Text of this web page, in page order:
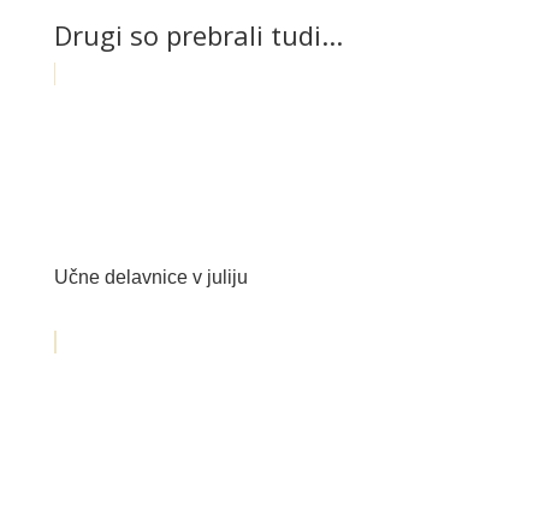
Drugi so prebrali tudi...
Učne delavnice v juliju